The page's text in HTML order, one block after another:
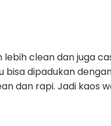
clean dan juga
dipadukan
dan rapi. Jadi kaos